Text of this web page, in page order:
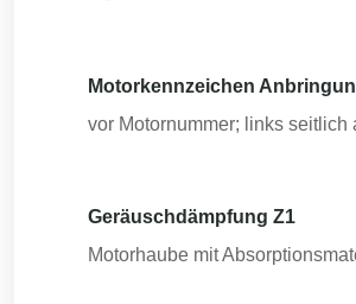
Motorkennzeichen
vor Motornummer; links seitlich
Geräuschdämpfung Z1
Motorhaube mit